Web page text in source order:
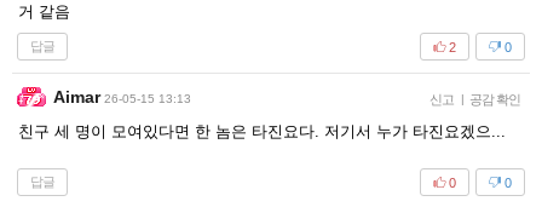
거 같음
답글 0
2
Aimar 26-05-15 13:13 신고 | 공감 확인
친구 세 명이 모여있다면 한 놈은 타진요다. 저기서 누가 타진요겠으...
답글 0
0